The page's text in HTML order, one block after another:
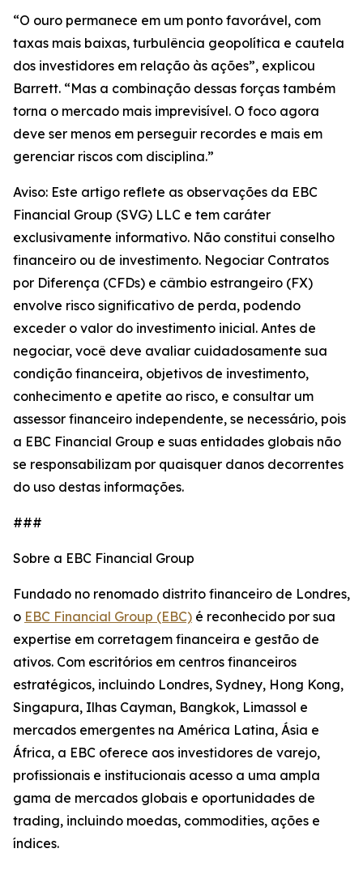
“O ouro permanece em um ponto favorável, com
taxas mais baixas, turbulência geopolítica e cautela
dos investidores em relação às ações”, explicou
Barrett. “Mas a combinação dessas forças também
torna o mercado mais imprevisível. O foco agora
deve ser menos em perseguir recordes e mais em
gerenciar riscos com disciplina.”
Aviso: Este artigo reflete as observações da EBC
Financial Group (SVG) LLC e tem caráter
exclusivamente informativo. Não constitui conselho
financeiro ou de investimento. Negociar Contratos
por Diferença (CFDs) e câmbio estrangeiro (FX)
envolve risco significativo de perda, podendo
exceder o valor do investimento inicial. Antes de
negociar, você deve avaliar cuidadosamente sua
condição financeira, objetivos de investimento,
conhecimento e apetite ao risco, e consultar um
assessor financeiro independente, se necessário, pois
a EBC Financial Group e suas entidades globais não
se responsabilizam por quaisquer danos decorrentes
do uso destas informações.
###
Sobre a EBC Financial Group
Fundado no renomado distrito financeiro de Londres,
o EBC Financial Group (EBC) é reconhecido por sua
expertise em corretagem financeira e gestão de
ativos. Com escritórios em centros financeiros
estratégicos, incluindo Londres, Sydney, Hong Kong,
Singapura, Ilhas Cayman, Bangkok, Limassol e
mercados emergentes na América Latina, Ásia e
África, a EBC oferece aos investidores de varejo,
profissionais e institucionais acesso a uma ampla
gama de mercados globais e oportunidades de
trading, incluindo moedas, commodities, ações e
índices.